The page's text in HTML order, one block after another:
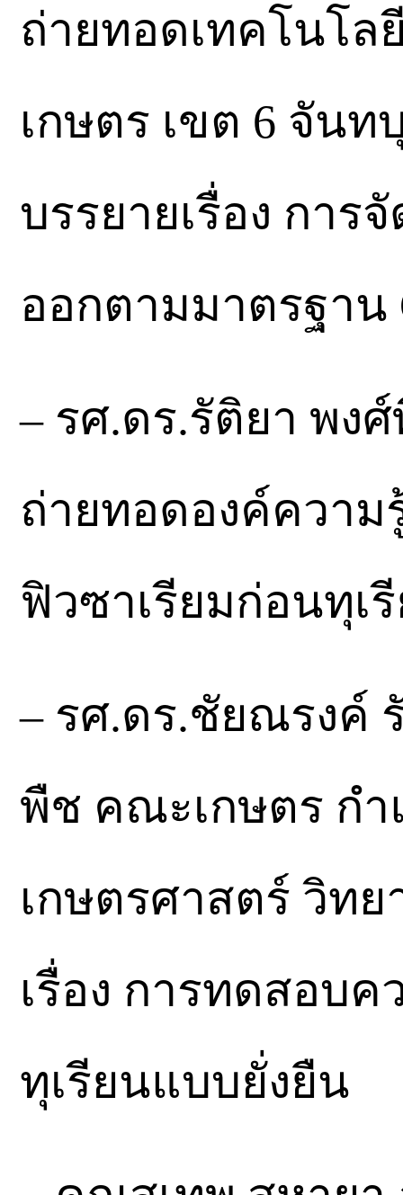
ถ่ายทอดเทคโนโ
เกษตร เขต 6 จันท
บรรยายเรื่อง การ
ออกตามมาตรฐาน
– รศ.ดร.รัติยา พง
ถ่ายทอดองค์ความ
ฟิวซาเรียมก่อนทุเ
– รศ.ดร.ชัยณรงค์
พืช คณะเกษตร ก
เกษตรศาสตร์ วิท
เรื่อง การทดสอบ
ทุเรียนแบบยั่งยืน